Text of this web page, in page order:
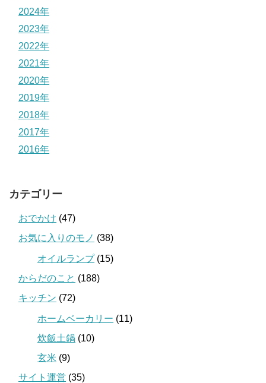
2024年
2023年
2022年
2021年
2020年
2019年
2018年
2017年
2016年
カテゴリー
おでかけ (47)
お気に入りのモノ (38)
オイルランプ(15)
からだのこと (188)
キッチン (72)
ホームベーカリー (11)
炊飯土鍋 (10)
玄米 (9)
サイト運営 (35)